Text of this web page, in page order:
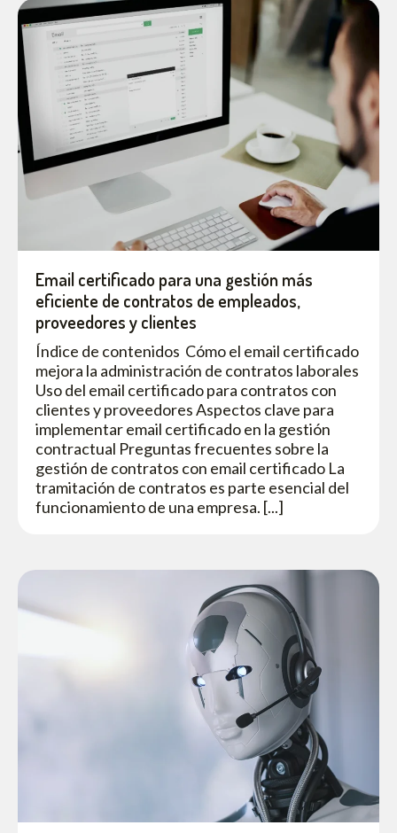
Email certificado para una gestión más
eficiente de contratos de empleados,
proveedores y clientes
Índice de contenidos Cómo el email certificado
mejora la administración de contratos laborales
Uso del email certificado para contratos con
clientes y proveedores Aspectos clave para
implementar email certificado en la gestión
contractual Preguntas frecuentes sobre la
gestión de contratos con email certificado La
tramitación de contratos es parte esencial del
funcionamiento de una empresa. [...]